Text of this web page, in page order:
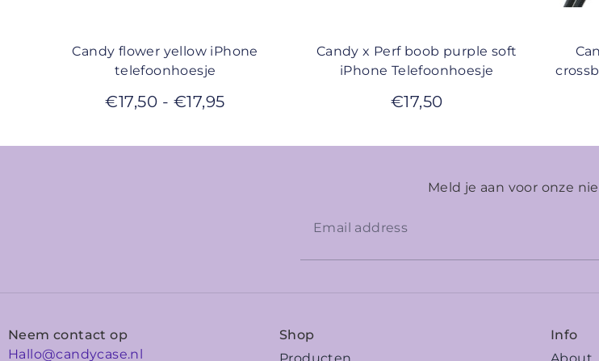
Candy flower yellow iPhone
telefoonhoesje
€17,50 - €17,95
Candy x Perf boob purple soft
iPhone Telefoonhoesje
€17,50
Meld je aan voor onze
Neem contact op
Hallo@candycase.nl
Shop
Producten
Info
About